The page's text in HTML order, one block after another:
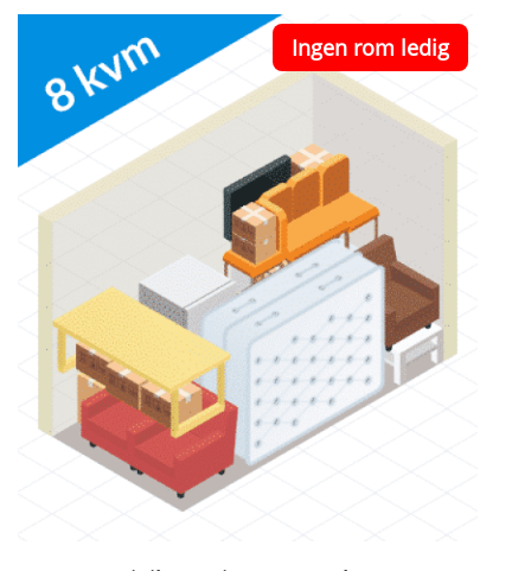
Ingen rom ledig